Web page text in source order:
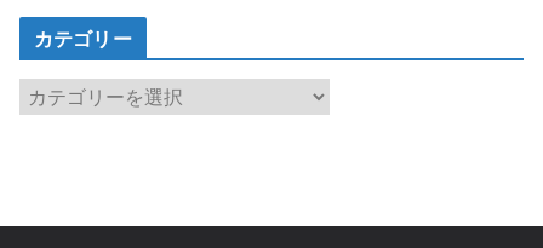
カテゴリー
カ
テ